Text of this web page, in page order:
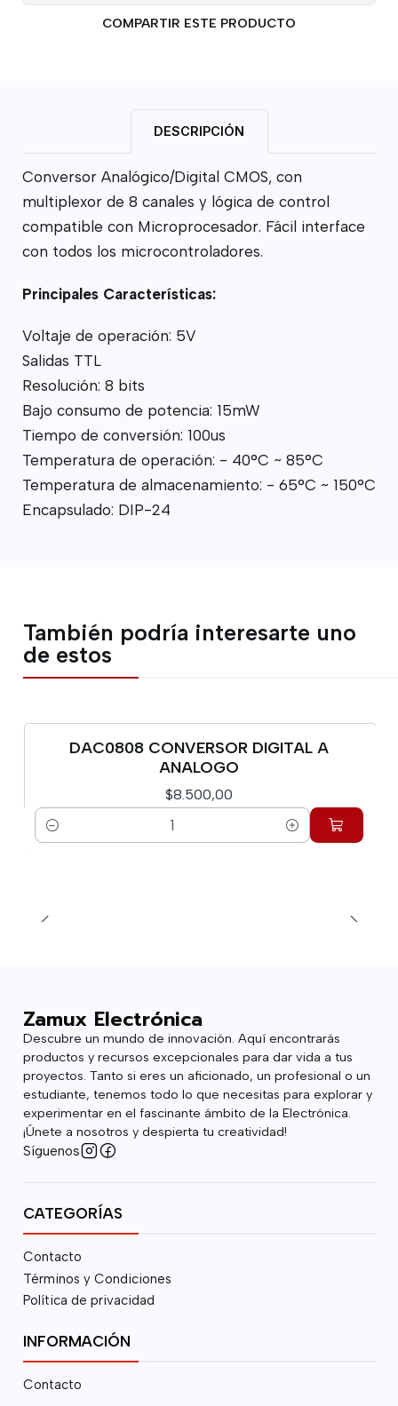
COMPARTIR ESTE PRODUCTO
DESCRIPCIÓN
Conversor Analógico/Digital CMOS, con
multiplexor de 8 canales y lógica de control
compatible con Microprocesador. Fácil interface
con todos los microcontroladores.
Principales Características:
Voltaje de operación: 5V
Salidas TTL
Resolución: 8 bits
Bajo consumo de potencia: 15mW
Tiempo de conversión: 100us
Temperatura de operación: - 40°C ~ 85°C
Temperatura de almacenamiento: - 65°C ~ 150°C
Encapsulado: DIP-24
También podría interesarte uno
de estos
DAC0808 CONVERSOR DIGITAL A
ANALOGO
$8.500,00
Cantidad
Zamux Electrónica
Descubre un mundo de innovación. Aquí encontrarás
productos y recursos excepcionales para dar vida a tus
proyectos. Tanto si eres un aficionado, un profesional o un
estudiante, tenemos todo lo que necesitas para explorar y
experimentar en el fascinante ámbito de la Electrónica.
¡Únete a nosotros y despierta tu creatividad!
Síguenos
CATEGORÍAS
Contacto
Términos y Condiciones
Política de privacidad
INFORMACIÓN
Contacto